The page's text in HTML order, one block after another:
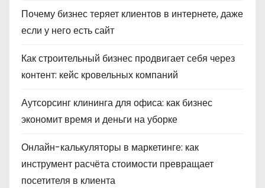
Почему бизнес теряет клиентов в интернете, даже
если у него есть сайт
Как строительный бизнес продвигает себя через
контент: кейс кровельных компаний
Аутсорсинг клининга для офиса: как бизнес
экономит время и деньги на уборке
Онлайн-калькуляторы в маркетинге: как
инструмент расчёта стоимости превращает
посетителя в клиента